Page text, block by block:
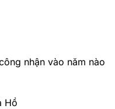
nhận vào năm nào
Hồ